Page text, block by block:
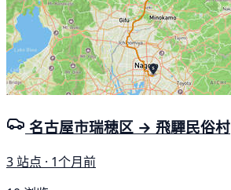
名古屋市瑞穂区 → 飛驒民俗村
3 站点 · 1个月前